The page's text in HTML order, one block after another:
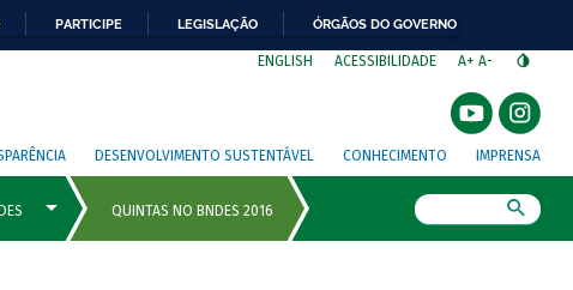
PARTICIPE LEGISLAÇÃO ÓRGÃOS DO GOVERNO
ENGLISH ACESSIBILIDADE A+ A-
DESENVOLVIMENTO SUSTENTÁVEL CONHECIMENTO IMPRENSA